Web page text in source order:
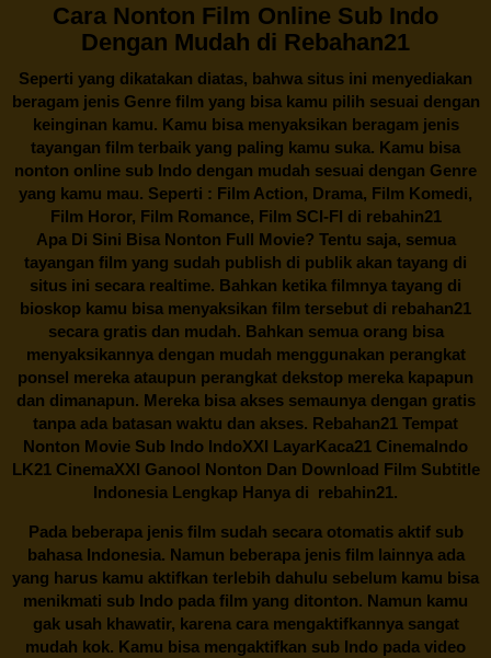
Cara Nonton Film Online Sub Indo
Dengan Mudah di Rebahan21
Seperti yang dikatakan diatas, bahwa situs ini menyediakan
beragam jenis Genre film yang bisa kamu pilih sesuai dengan
keinginan kamu. Kamu bisa menyaksikan beragam jenis
tayangan film terbaik yang paling kamu suka. Kamu bisa
nonton online sub Indo dengan mudah sesuai dengan Genre
yang kamu mau. Seperti : Film Action, Drama, Film Komedi,
Film Horor, Film Romance, Film SCI-FI di rebahin21
Apa Di Sini Bisa Nonton Full Movie? Tentu saja, semua
tayangan film yang sudah publish di publik akan tayang di
situs ini secara realtime. Bahkan ketika filmnya tayang di
bioskop kamu bisa menyaksikan film tersebut di rebahan21
secara gratis dan mudah. Bahkan semua orang bisa
menyaksikannya dengan mudah menggunakan perangkat
ponsel mereka ataupun perangkat dekstop mereka kapapun
dan dimanapun. Mereka bisa akses semaunya dengan gratis
tanpa ada batasan waktu dan akses. Rebahan21 Tempat
Nonton Movie Sub Indo IndoXXI LayarKaca21 CinemaIndo
LK21 CinemaXXI Ganool Nonton Dan Download Film Subtitle
Indonesia Lengkap Hanya di rebahin21.
Pada beberapa jenis film sudah secara otomatis aktif sub
bahasa Indonesia. Namun beberapa jenis film lainnya ada
yang harus kamu aktifkan terlebih dahulu sebelum kamu bisa
menikmati sub Indo pada film yang ditonton. Namun kamu
gak usah khawatir, karena cara mengaktifkannya sangat
mudah kok. Kamu bisa mengaktifkan sub Indo pada video